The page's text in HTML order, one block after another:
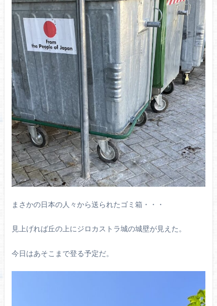
まさかの日本の人々から送られたゴミ箱・・・
見上げれば丘の上にジロカストラ城の城壁が見えた。
今日はあそこまで登る予定だ。